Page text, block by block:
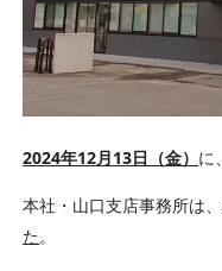
2024年12月13日（金） に、
本社・山口支店事務所は、
た。